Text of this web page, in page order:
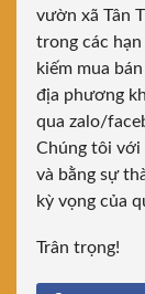
vườn xã Tân
trong các
kiếm mua
địa phương
qua zalo/
Chúng tôi
và bằng sự
kỳ vọng của
Trân trọng!